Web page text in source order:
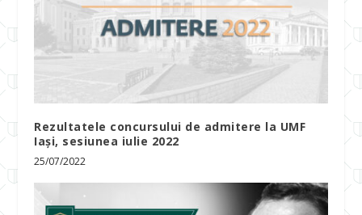
Rezultatele concursului de admitere la UMF
Iași, sesiunea iulie 2022
25/07/2022